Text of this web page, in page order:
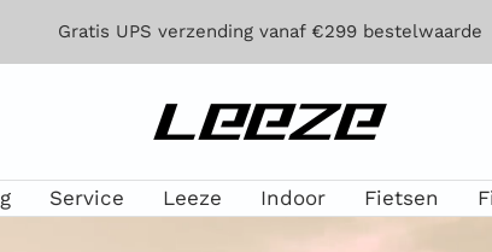
Gratis UPS verzending vanaf €299 bestelwaarde
Leeze
Service Leeze Indoor Fietsen